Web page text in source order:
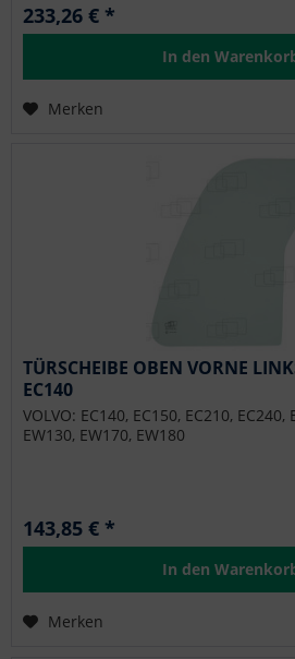
233,26 € *
In den
Merken
TÜRSCHEIBE OBEN VORNE
EC140
VOLVO: EC140, EC150, EC210, EC240,
EW130, EW170, EW180
143,85 € *
In den
Merken